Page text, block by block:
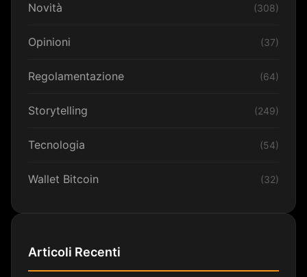
Novità (308)
Opinioni (37)
Regolamentazione (64)
Storytelling (249)
Tecnologia (54)
Wallet Bitcoin (32)
Articoli Recenti